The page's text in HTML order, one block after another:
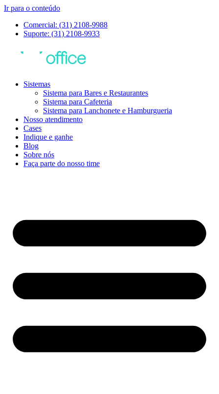
Ir para o conteúdo
Comercial: (31) 2108-9988
Suporte: (31) 2108-9933
Sistemas
Sistema para Bares e Restaurantes
Sistema para Cafeteria
Sistema para Lanchonete e Hamburgueria
Nosso atendimento
Cases
Indique e ganhe
Blog
Sobre nós
Faça parte do nosso time